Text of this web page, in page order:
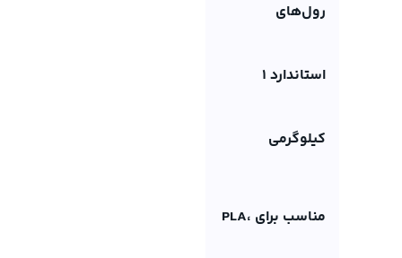
رول‌های
استاندارد 1
کیلوگرمی
مناسب برای PLA،